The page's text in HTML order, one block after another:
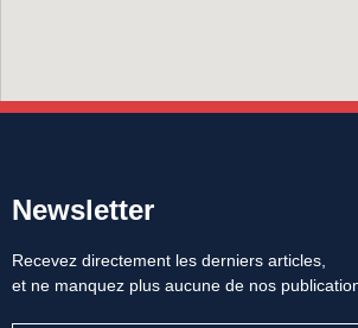
Newsletter
Recevez directement les derniers articles,
et ne manquez plus aucune de nos